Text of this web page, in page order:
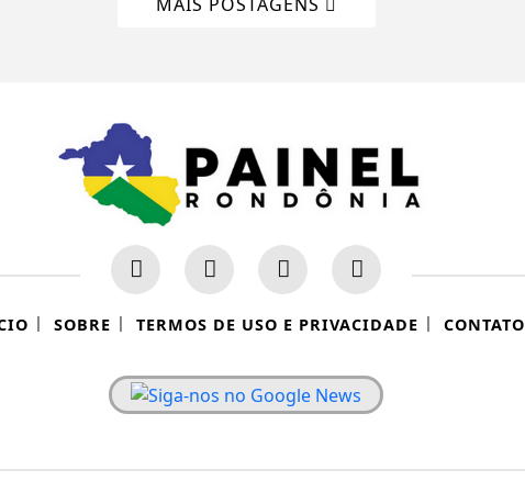
| SOBRE | TERMOS DE USO E PRIVACIDADE | CONTATO